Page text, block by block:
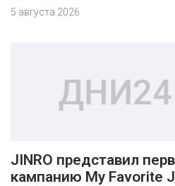
5 августа 2026
JINRO представил
кампанию My Favorite